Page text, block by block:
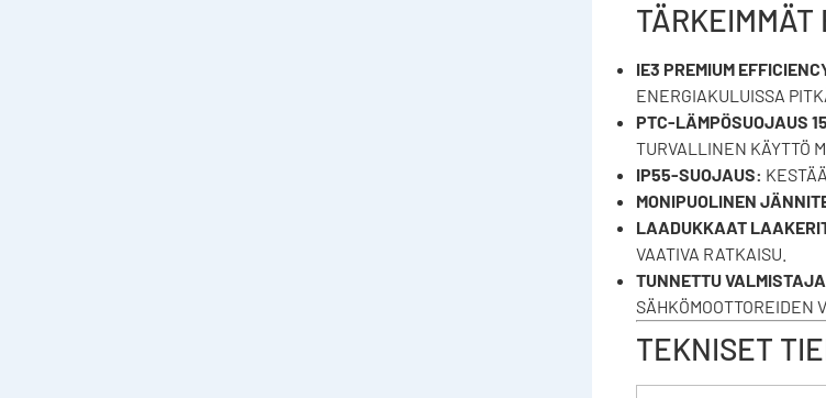
TÄRKEIMMÄT
IE3 PREMIUM
ENERGIAKULUISSA
PTC-LÄMPÖSUOJAUS
TURVALLINEN KÄYTTÖ
IP55-SUOJAUS:
MONIPUOLINEN
LAADUKKAAT
VAATIVA RATKAISU.
TUNNETTU
SÄHKÖMOOTTOREIDEN
TEKNISET